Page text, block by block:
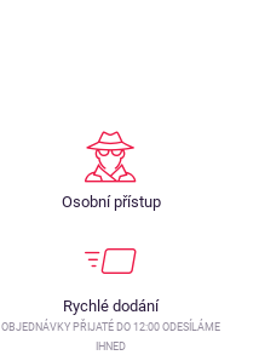
Osobní přístup
Rychlé dodání
OBJEDNÁVKY PŘIJATÉ DO 12:00 ODESÍLÁME
IHNED